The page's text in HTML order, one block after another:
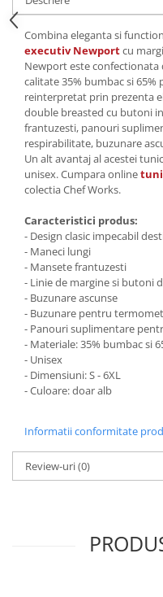
Combina eleganta si
executiv Newportcu
Newport este
calitate 35% bumbac si 65%
reinterpretat prin prezenta
double breasted cu butoni
frantuzesti, panouri
respirabilitate, buzunare
Un alt avantaj al acestei
unisex. Cumpara online
colectia Chef Works.
Caracteristici produs:
- Design clasic impecabil
- Maneci lungi
- Mansete frantuzesti
- Linie de margine si butoni
- Buzunare ascunse
- Buzunare pentru
- Panouri suplimentare
- Materiale: 35% bumbac si
- Unisex
- Dimensiuni: S - 6XL
- Culoare: doar alb
Informatii conformitate
Review-uri(0)